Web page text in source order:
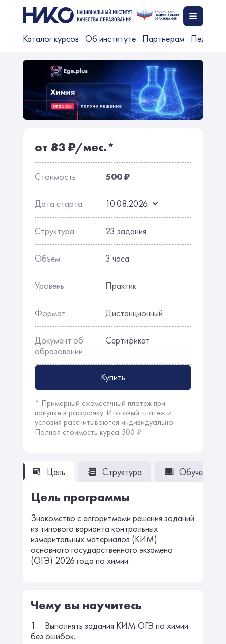
Каталог курсов Об институте Партнерам
Цель Структура Обучение
Цель программы
Знакомство с алгоритмами решения заданий
из типового варианта контрольных
измерительных материалов (КИМ)
основного государственного экзамена
(ОГЭ) 2026 года по химии.
Чему вы научитесь
1. Выполнять задания КИМ ОГЭ по химии
без ошибок.
от 83 ₽/мес.*
Стоимость 500 ₽
Дата старта 10.08.2026
Структура 23 задания
Объём 3 часа
Уровень Практик
Формат Дистанционный
Документ об
образовании
Сертификат
Купить
* Примерный ежемесячный платеж при
покупке в рассрочку. Итоговый платеж и
условия рассчитываются индивидуально.
Полная стоимость курса 500 ₽